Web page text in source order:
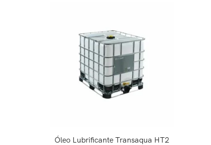
Óleo Lubrificante Transaqua HT2